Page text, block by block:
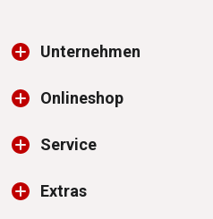
Unternehmen
Onlineshop
Service
Extras